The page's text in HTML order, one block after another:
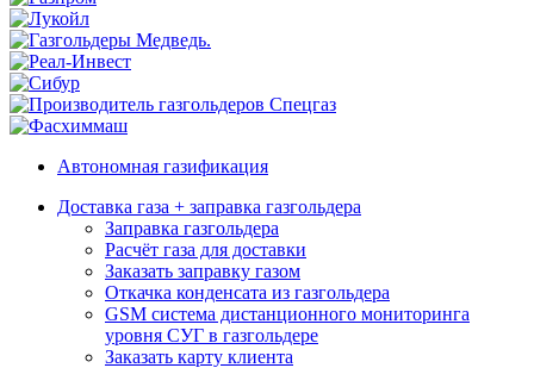
Автономная газификация
Доставка газа + заправка газгольдера
Заправка газгольдера
Расчёт газа для доставки
Заказать заправку газом
Откачка конденсата из газгольдера
GSM система дистанционного мониторинга
уровня СУГ в газгольдере
Заказать карту клиента